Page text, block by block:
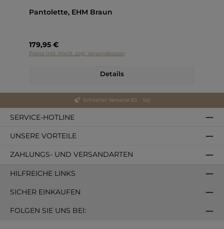
Pantolette, EHM Braun
179,95 €
Preise inkl. MwSt. zzgl. Versandkosten
Details
Schneller Versand (Di - Sa)
SERVICE-HOTLINE
UNSERE VORTEILE
ZAHLUNGS- UND VERSANDARTEN
HILFREICHE LINKS
SICHER EINKAUFEN
FOLGEN SIE UNS BEI: